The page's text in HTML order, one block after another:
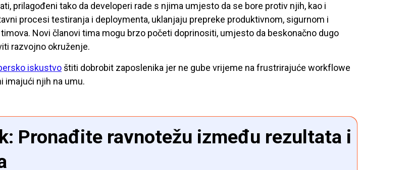
prilagođeni tako da developeri rade s njima umjesto da se bore protiv njih, kao i
procesi testiranja i deploymenta, uklanjaju prepreke produktivnom, sigurnom i
Novi članovi tima mogu brzo početi doprinositi, umjesto da beskonačno dugo
razvojno okruženje.
iskustvo štiti dobrobit zaposlenika jer ne gube vrijeme na frustrirajuće workflowe
imajući njih na umu.
Pronađite ravnotežu između rezultata i